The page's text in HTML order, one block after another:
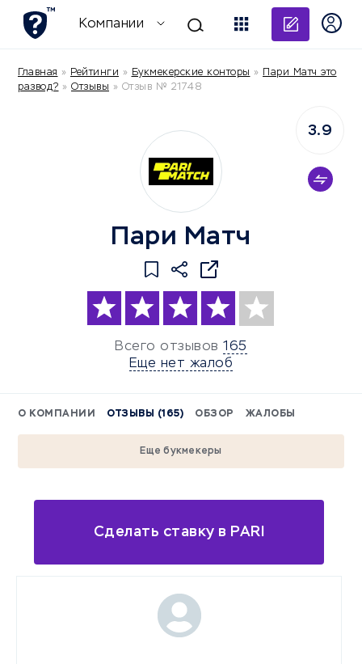
Компании
Главная » Рейтинги » Букмекерские конторы »
Пари Матч это
развод? » Отзывы » Отзыв № 21748
Пари Матч
Всего отзывов 165
Еще нет жалоб
3.9
О КОМПАНИИ ОТЗЫВЫ (165) ОБЗОР ЖАЛОБЫ
Еще букмекеры
Сделать ставку в PARI